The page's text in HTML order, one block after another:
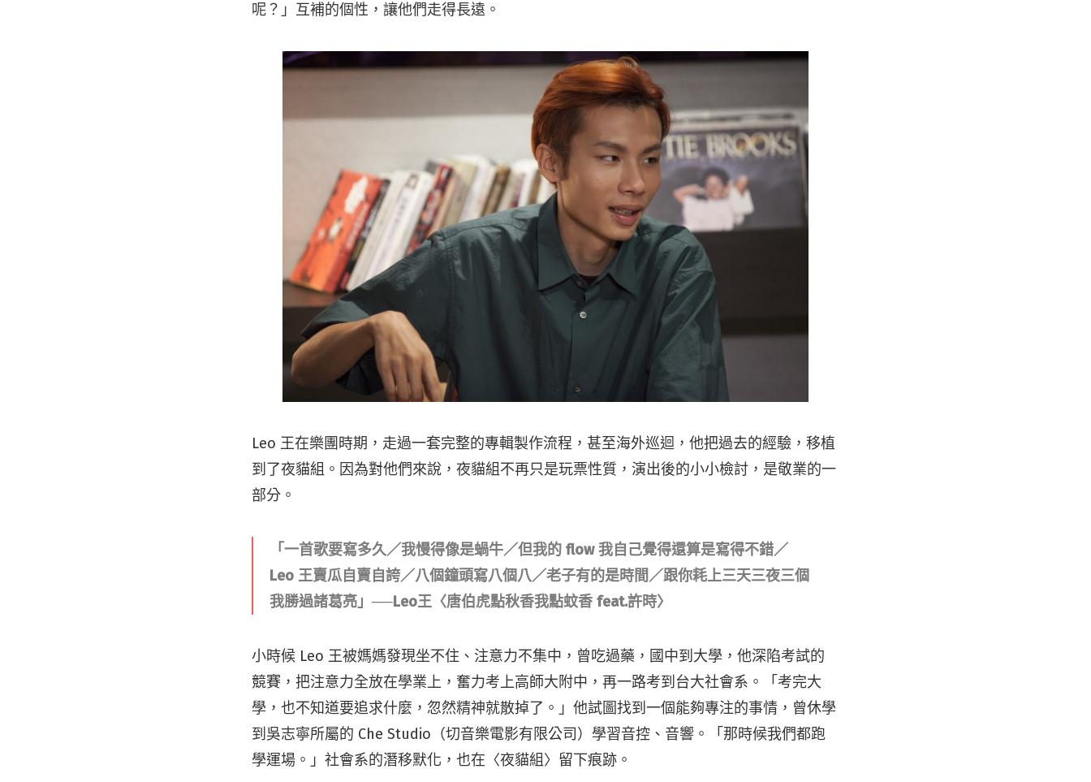
呢？」互補的個性，讓他們走得長遠。
Leo 王在樂團時期，走過一套完整的專輯製作流程，甚至海外巡迴，他把過去的經驗，移植
到了夜貓組。因為對他們來說，夜貓組不再只是玩票性質，演出後的小小檢討，是敬業的一
部分。
「一首歌要寫多久／我慢得像是蝸牛／但我的 flow 我自己覺得還算是寫得不錯／
Leo 王賣瓜自賣自誇／八個鐘頭寫八個八／老子有的是時間／跟你耗上三天三夜三個
我勝過諸葛亮」──Leo王〈唐伯虎點秋香我點蚊香 feat.許時〉
小時候 Leo 王被媽媽發現坐不住、注意力不集中，曾吃過藥，國中到大學，他深陷考試的
競賽，把注意力全放在學業上，奮力考上高師大附中，再一路考到台大社會系。「考完大
學，也不知道要追求什麼，忽然精神就散掉了。」他試圖找到一個能夠專注的事情，曾休學
到吳志寧所屬的 Che Studio（切音樂電影有限公司）學習音控、音響。「那時候我們都跑
學運場。」社會系的潛移默化，也在〈夜貓組〉留下痕跡。